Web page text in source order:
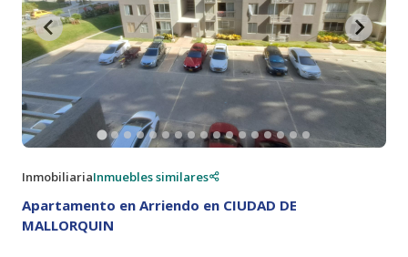
InmobiliariaInmuebles similares
Apartamento en Arriendo en CIUDAD DE
MALLORQUIN